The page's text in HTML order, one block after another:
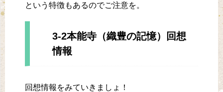
という特徴もあるのでご注意を。
3-2本能寺（織豊の記憶）回想
情報
回想情報をみていきましょ！